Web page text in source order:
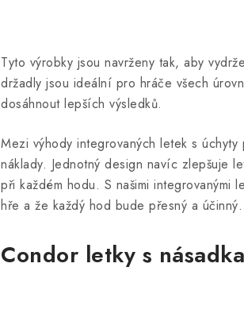
v
l
á
d
a
c
í
r
Tyto výrobky jsou navrženy tak, aby
držadly jsou ideální pro hráče všech
dosáhnout lepších výsledků.
Mezi výhody integrovaných letek s
náklady. Jednotný design navíc zlepšuje
při každém hodu. S našimi integrovanými
hře a že každý hod bude přesný a účinný.
Condor letky s